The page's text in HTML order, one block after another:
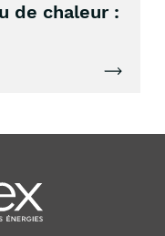
de chaleur :
Lire